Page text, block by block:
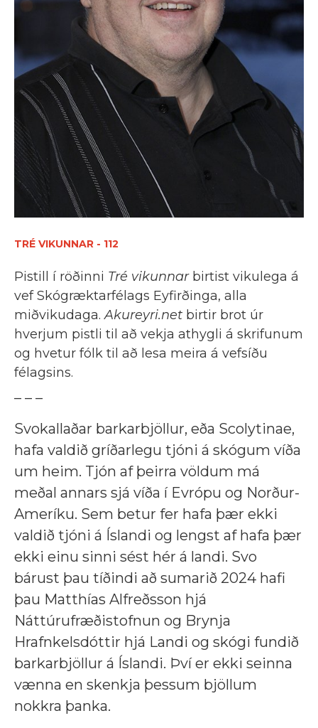
TRÉ VIKUNNAR - 112
Pistill í röðinni Tré vikunnarbirtist vikulega á
vef Skógræktarfélags Eyfirðinga, alla
miðvikudaga.Akureyri.net birtir brot úr
hverjum pistli til að vekja athygli á skrifunum
og hvetur fólk til að lesa meira á vefsíðu
félagsins.
Svokallaðar barkarbjöllur, eða Scolytinae,
hafa valdið gríðarlegu tjóni á skógum víða
um heim. Tjón af þeirra völdum má
meðal annars sjá víða í Evrópu og Norður-
Ameríku. Sem betur fer hafa þær ekki
valdið tjóni á Íslandi og lengst af hafa þær
ekki einu sinni sést hér á landi. Svo
bárust þau tíðindi að sumarið 2024 hafi
þau Matthías Alfreðsson hjá
Náttúrufræðistofnun og Brynja
Hrafnkelsdóttir hjá Landi og skógi fundið
barkarbjöllur á Íslandi. Því er ekki seinna
vænna en skenkja þessum bjöllum
nokkra þanka.